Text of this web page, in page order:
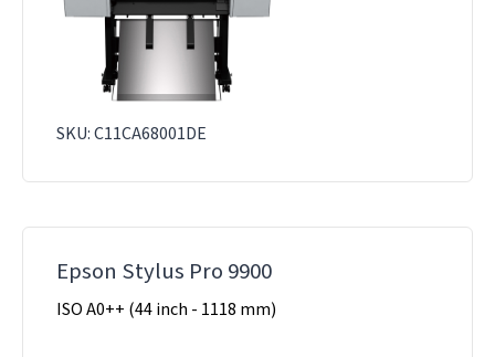
SKU: C11CA68001DE
Epson Stylus Pro 9900
ISO A0++ (44 inch - 1118 mm)